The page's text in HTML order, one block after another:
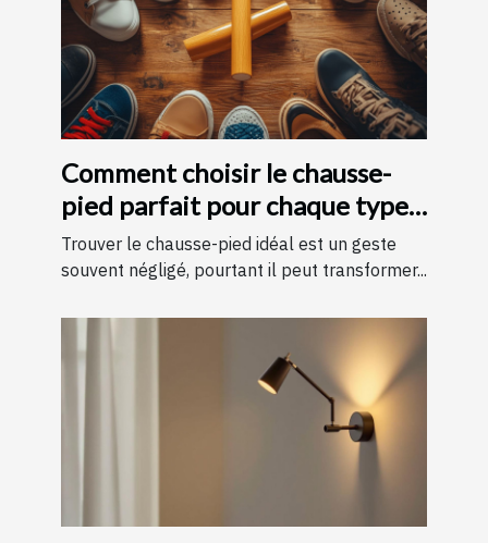
Comment choisir le chausse-
pied parfait pour chaque type
de chaussure
Trouver le chausse-pied idéal est un geste
souvent négligé, pourtant il peut transformer...